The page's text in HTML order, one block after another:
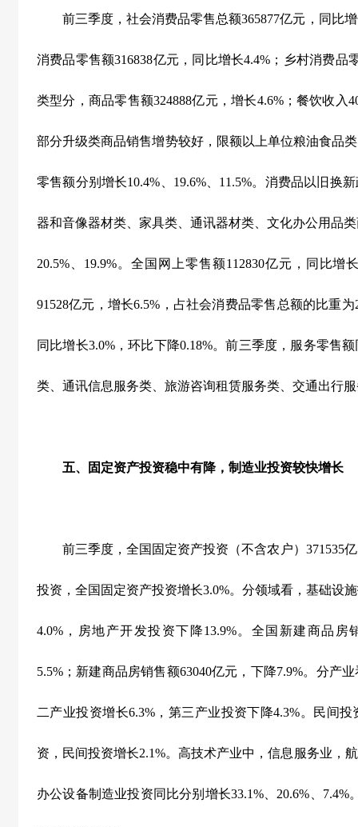
前三季度，社会消费品零售总额365877亿元，同比
消费品零售额316838亿元，同比增长4.4% ；乡村消费品
类型分，商品零售额324888亿元，增长4.6%；餐饮收入
部分升级类商品销售增势较好，限额以上单位粮油食品
零售额分别增长10.4% 19.6%、 11.5%。消费品以旧换
器和音像器材类、家具类、通讯器材类、文化办公用品
20.5% 19.9%。全国网上零售额112830亿元，同比增
91528亿元，增长6.5% ，占社会消费品零售总额的比重为
同比增长3.0%，环比下降0.18%。前三季度，服务零售
类、通讯信息服务类、旅游咨询租赁服务类、交通出行
五、固定资产投资稳中有降，制造业投资较快增长
前三季度，全国固定资产投资（不含农户） 371535
投资，全国固定资产投资增长3.0%。分领域看，基础设
4.0% ，房地产开发投资下降13.9%。全国新建商品房
5.5% ；新建商品房销售额63040亿元，下降7.9%。分产
二产业投资增长6.3% ，第三产业投资下降4.3%。民间投
资，民间投资增长2.1%。高技术产业中，信息服务业，
办公设备制造业投资同比分别增长33.1%、 20.6% 7.4%